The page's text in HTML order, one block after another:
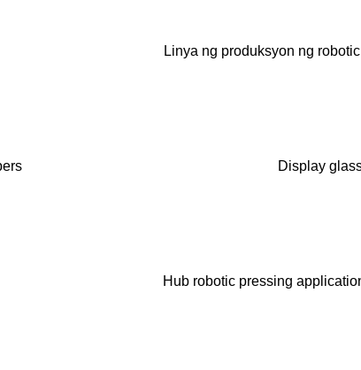
Linya ng produksyon ng
Display
Hub robotic pressing